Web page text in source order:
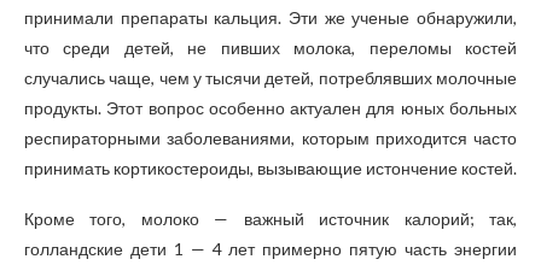
принимали препараты кальция. Эти же ученые обнаружили,
что среди детей, не пивших молока, переломы костей
случались чаще, чем у тысячи детей, потреблявших молочные
продукты. Этот вопрос особенно актуален для юных больных
респираторными заболеваниями, которым приходится часто
принимать кортикостероиды, вызывающие истончение костей.
Кроме того, молоко — важный источник калорий; так,
голландские дети 1 — 4 лет примерно пятую часть энергии